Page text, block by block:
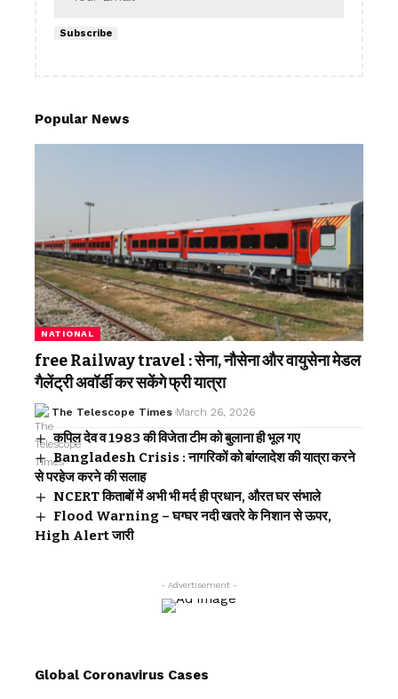
Subscribe
Popular News
NATIONAL
free Railway travel : सेना, नौसेना और वायुसेना मेडल
गैलेंट्री अवॉर्डी कर सकेंगे फ्री यात्रा
The Telescope Times March 26, 2026
कपिल देव व 1983 की विजेता टीम को बुलाना ही भूल गए
Bangladesh Crisis : नागरिकों को बांग्लादेश की यात्रा करने
से परहेज करने की सलाह
NCERT किताबों में अभी भी मर्द ही प्रधान, औरत घर संभाले
Flood Warning – घग्घर नदी खतरे के निशान से ऊपर,
High Alert जारी
- Advertisement -
Global Coronavirus Cases